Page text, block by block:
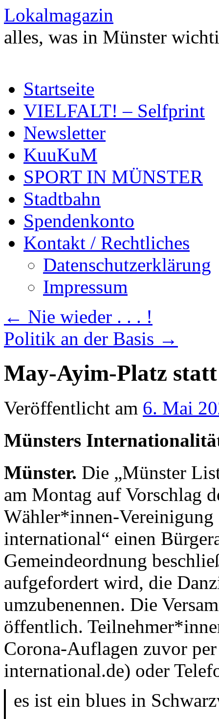
Zum
Inhalt
springen
Lokalmagazin
alles, was in Münster
Startseite
VIELFALT! – Selfprint
Newsletter
KuuKuM
SPORT IN MÜNSTER
Stadtbahn
Spendenkonto
Kontakt / Rechtliches
Datenschutzerklärung
Impressum
← Nie wieder . . . !
Politik an der Basis →
May-Ayim-Platz
Veröffentlicht am 6. Mai
Münsters
Münster. Die „Münster
am Montag auf Vorschlag
Wähler*innen-
international“ einen
Gemeindeordnung
aufgefordert wird, die
umzubenennen. Die
öffentlich.
Corona-Auflagen zuvor
international.de) oder
es ist ein blues in